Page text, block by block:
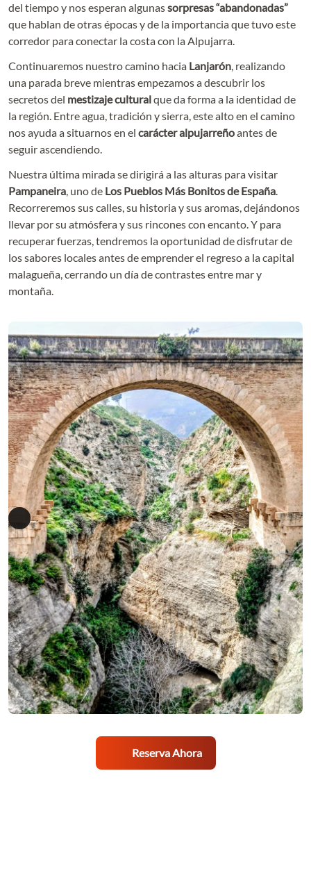
del tiempo y nos esperan algunassorpresas “abandonadas”
que hablan de otras épocas y de la importancia que tuvo este
corredor para conectar la costa con la Alpujarra.
Continuaremos nuestro camino hacia Lanjarón, realizando
una parada breve mientras empezamos a descubrir los
secretos del mestizaje culturalque da forma a la identidad de
la región. Entre agua, tradición y sierra, este alto en el camino
nos ayuda a situarnos en el carácter alpujarreñoantes de
seguir ascendiendo.
Nuestra última mirada se dirigirá a las alturas para visitar
Pampaneira, uno de Los Pueblos Más Bonitos de España.
Recorreremos sus calles, su historia y sus aromas, dejándonos
llevar por su atmósfera y sus rincones con encanto. Y para
recuperar fuerzas, tendremos la oportunidad de disfrutar de
los sabores locales antes de emprender el regreso a la capital
malagueña, cerrando un día de contrastes entre mar y
montaña.
Reserva Ahora